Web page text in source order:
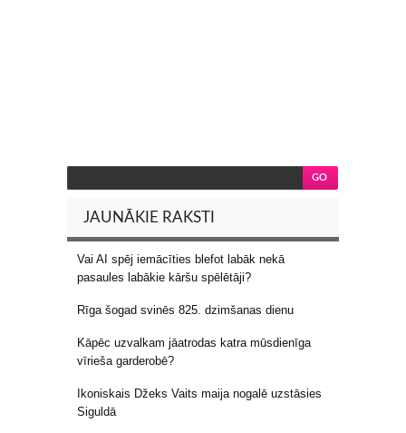
JAUNĀKIE RAKSTI
Vai AI spēj iemācīties blefot labāk nekā
pasaules labākie kāršu spēlētāji?
Rīga šogad svinēs 825. dzimšanas dienu
Kāpēc uzvalkam jāatrodas katra mūsdienīga
vīrieša garderobē?
Ikoniskais Džeks Vaits maija nogalē uzstāsies
Siguldā